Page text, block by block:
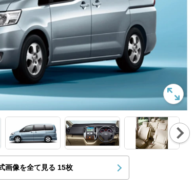
Nex
t
画像を全て見る 15枚